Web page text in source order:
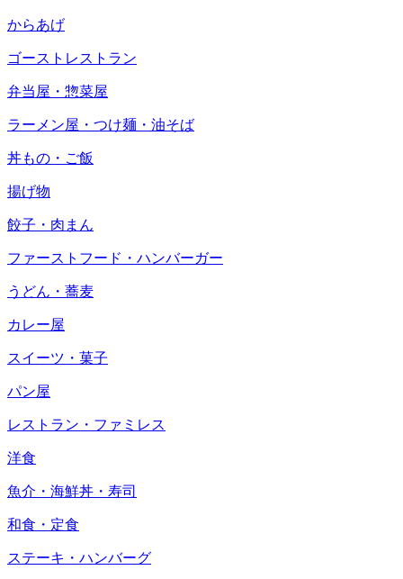
からあげ
ゴーストレストラン
弁当屋・惣菜屋
ラーメン屋・つけ麺・油そば
丼もの・ご飯
揚げ物
餃子・肉まん
ファーストフード・ハンバーガー
うどん・蕎麦
カレー屋
スイーツ・菓子
パン屋
レストラン・ファミレス
洋食
魚介・海鮮丼・寿司
和食・定食
ステーキ・ハンバーグ